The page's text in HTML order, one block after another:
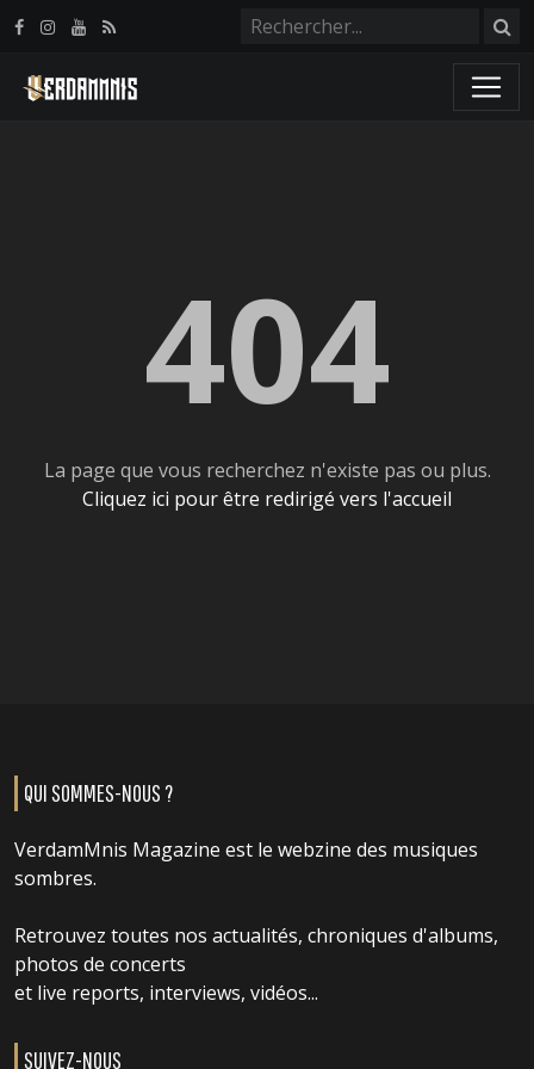
404
La page que vous recherchez n'existe pas ou plus.
Cliquez ici pour être redirigé vers l'accueil
QUI SOMMES-NOUS ?
VerdamMnis Magazine est le webzine des musiques
sombres.
Retrouvez toutes nos actualités, chroniques d'albums,
photos de concerts
et live reports, interviews, vidéos...
SUIVEZ-NOUS
Panneau de gestion des cookies